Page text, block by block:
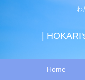
わ
|
Home